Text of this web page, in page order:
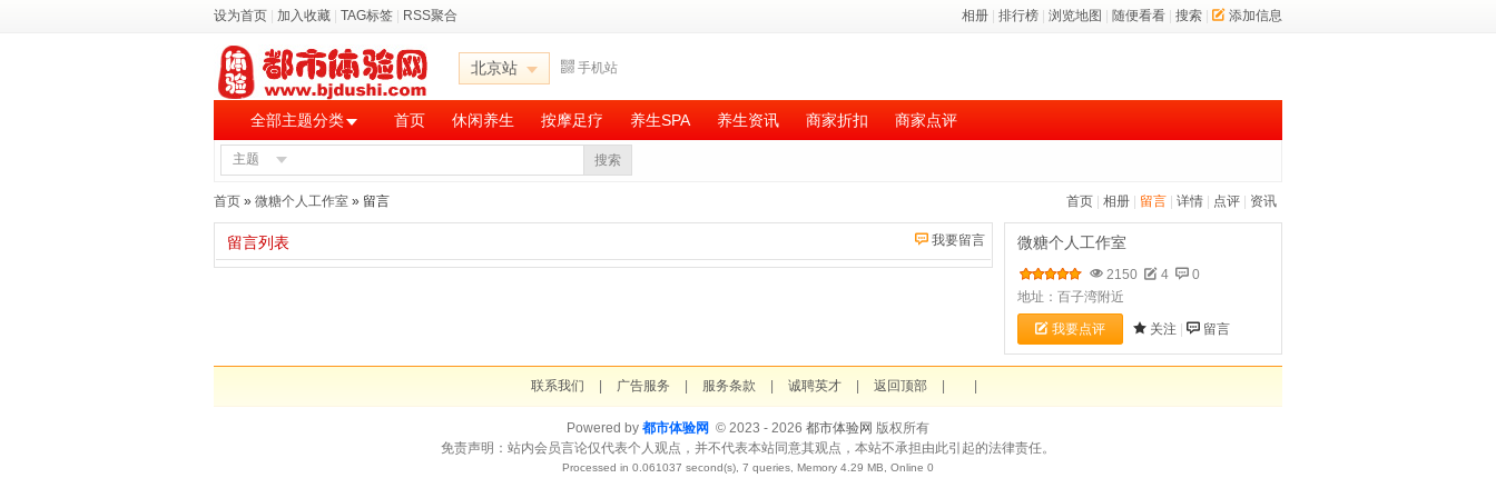
设为首页 加入收藏 TAG标签 RSS聚合 相册 排行榜 浏览地图 随便看看 搜索 添加信息
北京站 手机站
全部主题分类 首页 休闲养生 按摩足疗 养生SPA 养生资讯 商家折扣 商家点评
主题 搜索
首页 相册 留言 详情 点评 资讯
首页 » 微糖个人工作室 » 留言
我要留言
留言列表 微糖个人工作室
2150 4
0
地址：百子湾附近
我要点评 关注 留言
联系我们 广告服务 服务条款 诚聘英才 返回顶部
Powered by 都市体验网 © 2023 - 2026 都市体验网 版权所有
免责声明：站内会员言论仅代表个人观点，并不代表本站同意其观点，本站不承担由此引起的法律责任。
Processed in 0.061037 second(s), 7 queries, Memory 4.29 MB, Online 0